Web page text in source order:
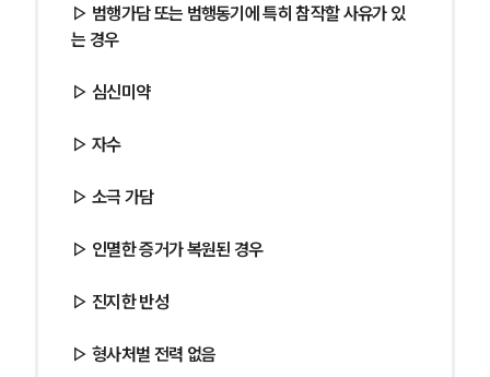
▷ 범행가담 또는 범행동기에 특히 참작할 사유가 있
는 경우
▷ 심신미약
▷ 자수
▷ 소극 가담
▷ 인멸한 증거가 복원된 경우
▷ 진지한 반성
▷ 형사처벌 전력 없음